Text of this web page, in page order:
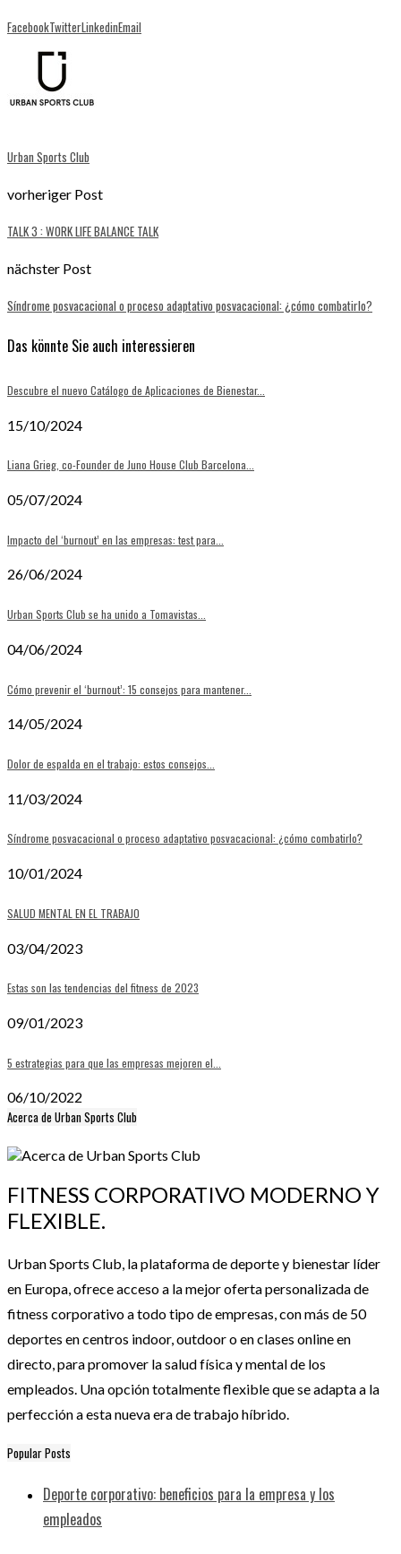
FacebookTwitterLinkedinEmail
Urban Sports Club
vorheriger Post
TALK 3 : WORK LIFE BALANCE TALK
nächster Post
Síndrome posvacacional o proceso adaptativo posvacacional: ¿cómo combatirlo?
Das könnte Sie auch interessieren
Descubre el nuevo Catálogo de Aplicaciones de Bienestar...
15/10/2024
Liana Grieg, co-Founder de Juno House Club Barcelona...
05/07/2024
Impacto del ‘burnout’ en las empresas: test para...
26/06/2024
Urban Sports Club se ha unido a Tomavistas...
04/06/2024
Cómo prevenir el ‘burnout’: 15 consejos para mantener...
14/05/2024
Dolor de espalda en el trabajo: estos consejos...
11/03/2024
Síndrome posvacacional o proceso adaptativo posvacacional: ¿cómo combatirlo?
10/01/2024
SALUD MENTAL EN EL TRABAJO
03/04/2023
Estas son las tendencias del fitness de 2023
09/01/2023
5 estrategias para que las empresas mejoren el...
06/10/2022
Acerca de Urban Sports Club
FITNESS CORPORATIVO MODERNO Y
FLEXIBLE.
Urban Sports Club, la plataforma de deporte y bienestar líder
en Europa, ofrece acceso a la mejor oferta personalizada de
fitness corporativo a todo tipo de empresas, con más de 50
deportes en centros indoor, outdoor o en clases online en
directo, para promover la salud física y mental de los
empleados. Una opción totalmente flexible que se adapta a la
perfección a esta nueva era de trabajo híbrido.
Popular Posts
Deporte corporativo: beneficios para la empresa y los
empleados